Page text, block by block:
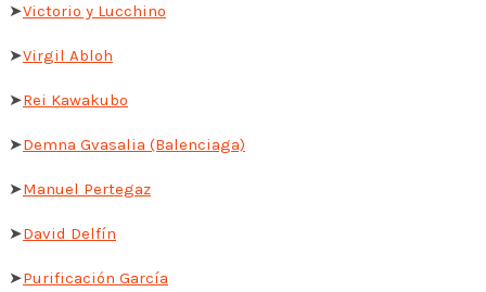
➤Victorio y Lucchino
➤Virgil Abloh
➤Rei Kawakubo
➤Demna Gvasalia (Balenciaga)
➤Manuel Pertegaz
➤David Delfín
➤Purificación García